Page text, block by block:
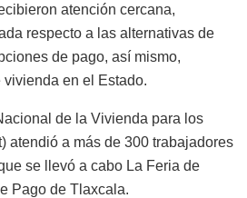
atención cercana,
respecto a las alternativas de
de pago, así mismo,
en el Estado.
de la Vivienda para los
atendió a más de 300 trabajadores
se llevó a cabo La Feria de
Pago de Tlaxcala.